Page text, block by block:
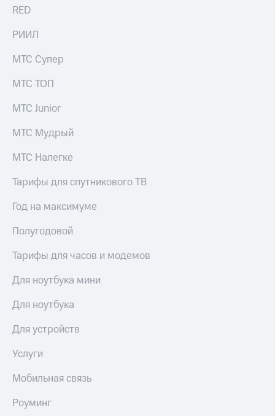
Информация
Документы
"МТС"
акционеров
кабинет
Акционерный
капитал
Контроль
и
аудит
Рынок
Описание
Программа
Порядок
акций
RED
РИИЛ
МТС Супер
МТС ТОП
МТС Junior
МТС Мудрый
МТС Налегке
Тарифы для спутникового ТВ
Год на максимуме
Полугодовой
Тарифы для часов и модемов
Для ноутбука мини
Для ноутбука
Для устройств
Услуги
Мобильная связь
Роуминг